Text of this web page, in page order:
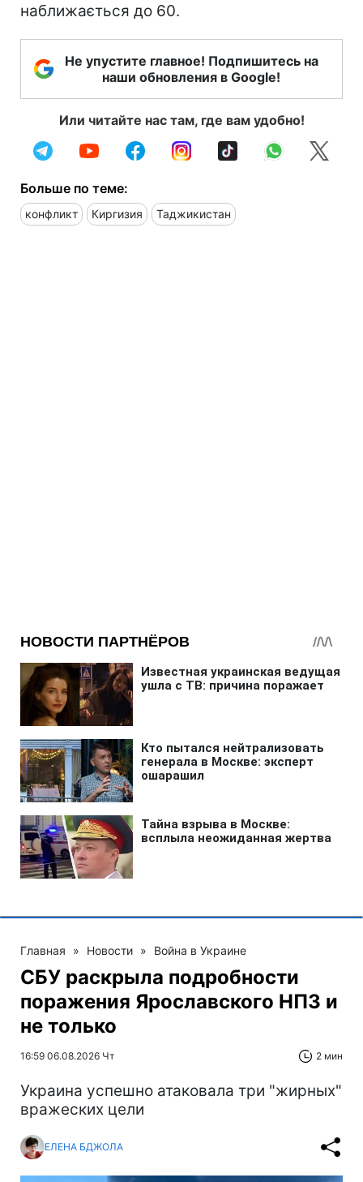
наближається до 60.
Не упустите главное! Подпишитесь на
наши обновления в Google!
Или читайте нас там, где вам удобно!
Больше по теме:
конфликт Киргизия Таджикистан
Главная » Новости » Война в Украине
СБУ раскрыла подробности
поражения Ярославского НПЗ и
не только
16:59 06.08.2026 Чт 2 мин
Украина успешно атаковала три "жирных"
вражеских цели
ЕЛЕНА БДЖОЛА